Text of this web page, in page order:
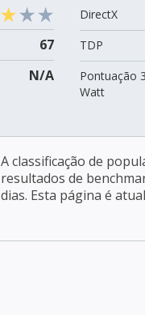
67
N/A
DirectX
TDP
Pontuação
Watt
A classificação de
resultados de
dias. Esta página é